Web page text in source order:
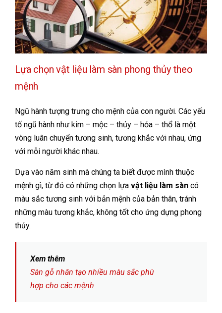
Lựa chọn vật liệu làm sàn phong thủy theo
mệnh
Ngũ hành tượng trưng cho mệnh của con người. Các yếu
tố ngũ hành như kim – mộc – thủy – hỏa – thổ là một
vòng luân chuyển tương sinh, tương khắc với nhau, ứng
với mỗi người khác nhau.
Dựa vào năm sinh mà chúng ta biết được mình thuộc
mệnh gì, từ đó có những chọn lựa vật liệu làm sàn có
màu sắc tương sinh với bản mệnh của bản thân, tránh
những màu tương khắc, không tốt cho ứng dựng phong
thủy.
Xem thêm
Sàn gỗ nhân tạo nhiều màu sắc phù
hợp cho các mệnh